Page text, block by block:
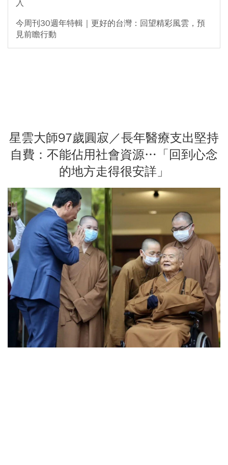
入
今周刊30週年特輯｜更好的台灣：回望精彩風雲，預
見前瞻行動
星雲大師97歲圓寂／長年醫療支出堅持
自費：不能佔用社會資源…「回到心念
的地方走得很安詳」